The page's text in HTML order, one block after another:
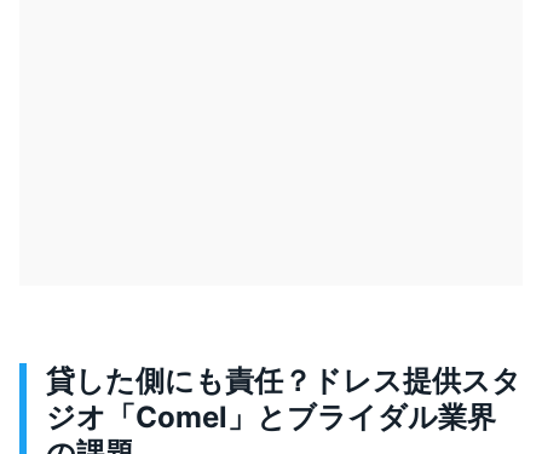
貸した側にも責任？ドレス提供スタ
ジオ「Comel」とブライダル業界